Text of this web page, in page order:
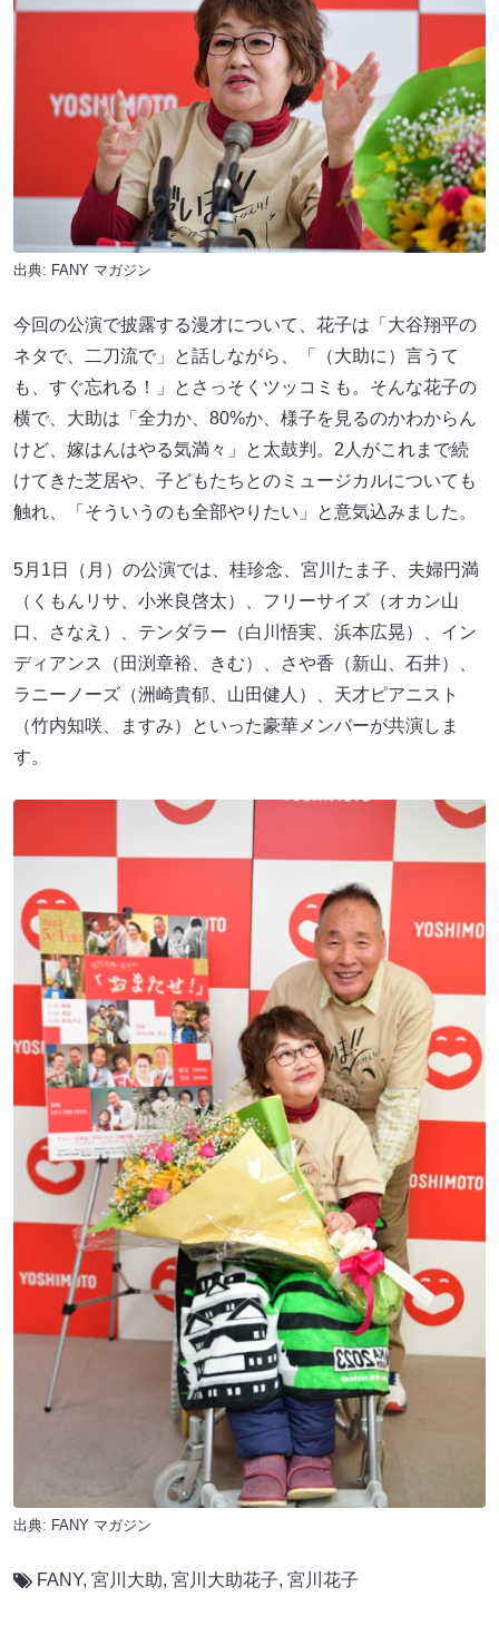
出典: FANY マガジン
今回の公演で披露する漫才について、花子は「大谷翔平の
ネタで、二刀流で」と話しながら、「（大助に）言うて
も、すぐ忘れる！」とさっそくツッコミも。そんな花子の
横で、大助は「全力か、80%か、様子を見るのかわからん
けど、嫁はんはやる気満々」と太鼓判。2人がこれまで続
けてきた芝居や、子どもたちとのミュージカルについても
触れ、「そういうのも全部やりたい」と意気込みました。
5月1日（月）の公演では、桂珍念、宮川たま子、夫婦円満
（くもんリサ、小米良啓太）、フリーサイズ（オカン山
口、さなえ）、テンダラー（白川悟実、浜本広晃）、イン
ディアンス（田渕章裕、きむ）、さや香（新山、石井）、
ラニーノーズ（洲崎貴郁、山田健人）、天才ピアニスト
（竹内知咲、ますみ）といった豪華メンバーが共演しま
す。
出典: FANY マガジン
FANY, 宮川大助, 宮川⼤助花⼦, 宮川花子